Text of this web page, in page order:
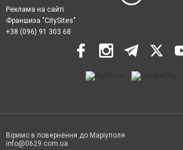
Реклама на сайті
Франшиза "CitySites"
+38 (096) 91 303 68
Віримо в повернення до Маріуполя
info@0629.com.ua